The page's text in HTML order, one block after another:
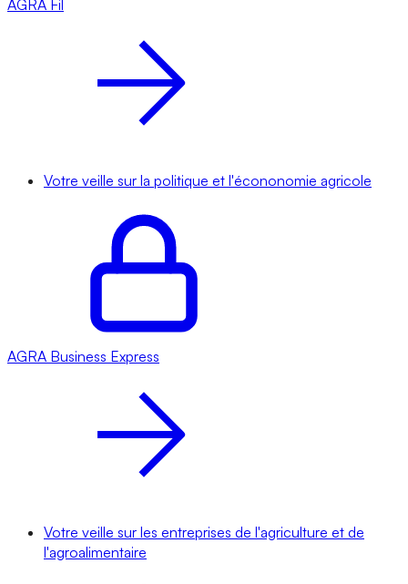
AGRA Fil
Votre veille sur la politique et l'écononomie agricole
AGRA Business Express
Votre veille sur les entreprises de l'agriculture et de
l'agroalimentaire